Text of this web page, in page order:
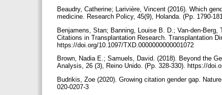
Beaudry, Catherine; Larivière, Vincent (2016). Which
medicine. Research Policy, 45(9), Holanda. (Pp. 1790-
Benjamens, Stan; Banning, Louise B. D.; Van-den-
Citations in Transplantation Research. Transplantation
https://doi.org/10.1097/TXD.0000000000001072
Brown, Nadia E.; Samuels, David. (2018). Beyond the
Analysis, 26 (3), Reino Unido. (Pp. 328-330). https://
Budrikis, Zoe (2020). Growing citation gender gap.
020-0207-3